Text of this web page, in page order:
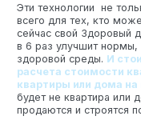
Эти технологии не
всего для тех, кто
сейчас свой Здоровый
в 6 раз улучшит нормы,
здоровой среды. И
расчета стоимости
квартиры или дома
будет не квартира или
продаются и строятся